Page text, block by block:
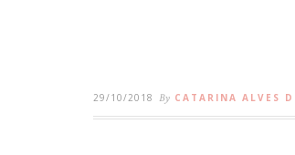
29/10/2018 By CATARINA ALVES